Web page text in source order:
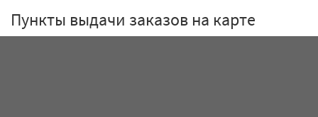
Пункты выдачи заказов на карте